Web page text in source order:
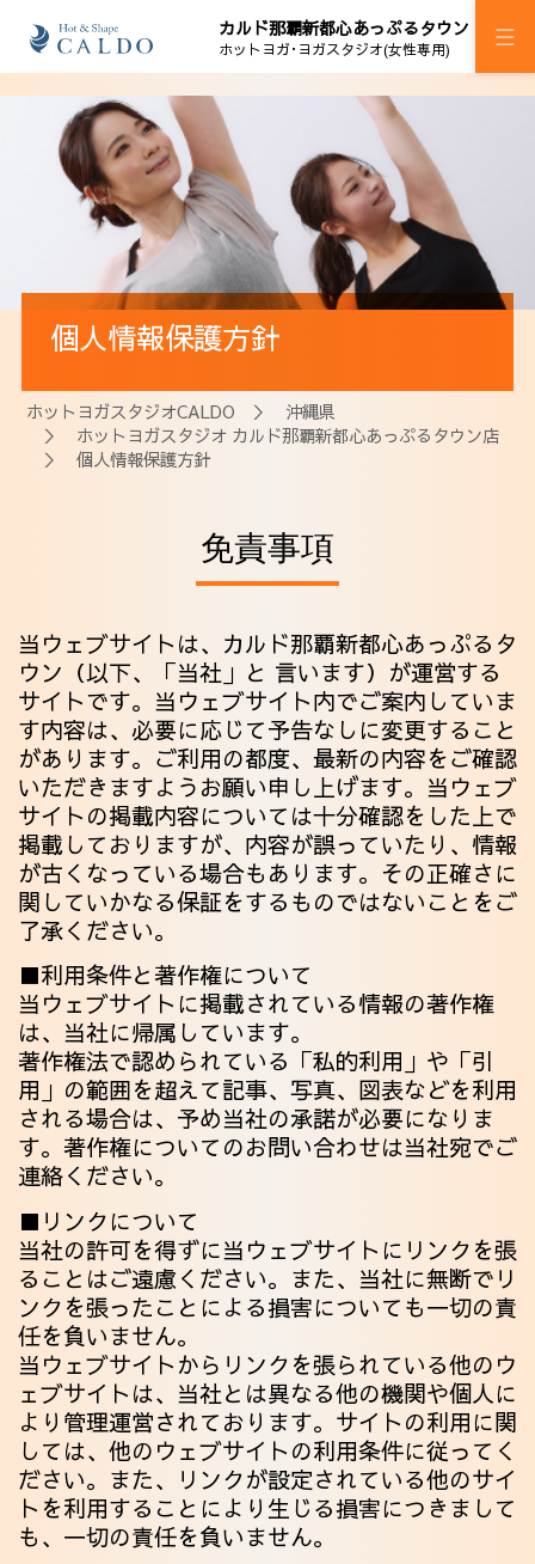
カルド那覇新都心あっぷるタウン
ホットヨガ･ヨガスタジオ(女性専用)
施設案内
プログラム
スケジュール
料金
ウェルチケ
法人会員
アクセス
個人情報保護方針
ホットヨガスタジオCALDO ＞ 沖縄県
＞ ホットヨガスタジオ カルド那覇新都心あっぷるタウン店
＞ 個人情報保護方針
免責事項
当ウェブサイトは、カルド那覇新都心あっぷるタ
ウン（以下、「当社」と 言います）が運営する
サイトです。当ウェブサイト内でご案内していま
す内容は、必要に応じて予告なしに変更すること
があります。ご利用の都度、最新の内容をご確認
いただきますようお願い申し上げます。当ウェブ
サイトの掲載内容については十分確認をした上で
掲載しておりますが、内容が誤っていたり、情報
が古くなっている場合もあります。その正確さに
関していかなる保証をするものではないことをご
了承ください。
■利用条件と著作権について
当ウェブサイトに掲載されている情報の著作権
は、当社に帰属しています。
著作権法で認められている「私的利用」や「引
用」の範囲を超えて記事、写真、図表などを利用
される場合は、予め当社の承諾が必要になりま
す。著作権についてのお問い合わせは当社宛でご
連絡ください。
■リンクについて
当社の許可を得ずに当ウェブサイトにリンクを張
ることはご遠慮ください。また、当社に無断でリ
ンクを張ったことによる損害についても一切の責
任を負いません。
当ウェブサイトからリンクを張られている他のウ
ェブサイトは、当社とは異なる他の機関や個人に
より管理運営されております。サイトの利用に関
しては、他のウェブサイトの利用条件に従ってく
ださい。また、リンクが設定されている他のサイ
トを利用することにより生じる損害につきまして
も、一切の責任を負いません。